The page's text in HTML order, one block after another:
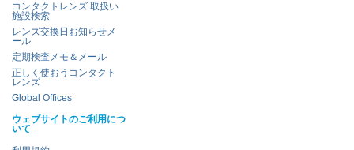
コンタクトレンズ 取扱い
施設検索
レンズ交換日お知らせメ
ール
定期検査メモ＆メール
正しく使おうコンタクト
レンズ
Global Offices
ウェブサイトのご利用につ
いて